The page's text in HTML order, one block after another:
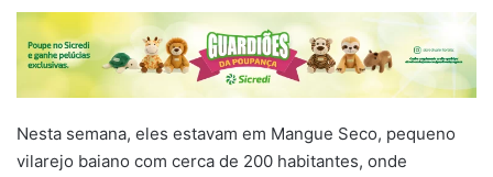
Nesta semana, eles estavam em Mangue Seco, pequeno
vilarejo baiano com cerca de 200 habitantes, onde